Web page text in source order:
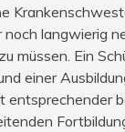
noch langwierig
müssen. Ein
einer
entsprechender